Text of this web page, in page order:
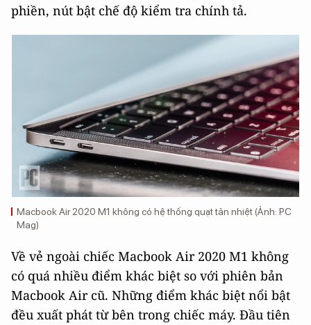
phiền, nút bật chế độ kiểm tra chính tả.
Macbook Air 2020 M1 không có hệ thống quạt tản nhiệt (Ảnh: PC
Mag)
Về vẻ ngoài chiếc Macbook Air 2020 M1 không
có quá nhiều điểm khác biệt so với phiên bản
Macbook Air cũ. Những điểm khác biệt nổi bật
đều xuất phát từ bên trong chiếc máy. Đầu tiên